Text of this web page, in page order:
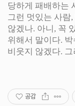
당하게 패배하는
그런 멋있는 사람
않겠나. 아니, 꼭
위해서 말이다.
비웃지 않겠다.
공감